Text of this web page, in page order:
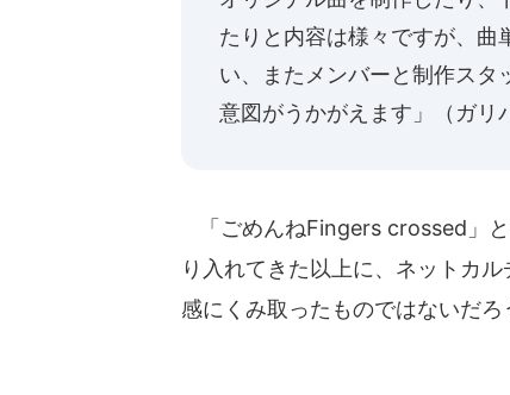
たりと内容は様々ですが、曲
い、またメンバーと制作スタ
意図がうかがえます」（ガリ
「ごめんねFingers crossed」
り入れてきた以上に、ネットカ
感にくみ取ったものではないだろ